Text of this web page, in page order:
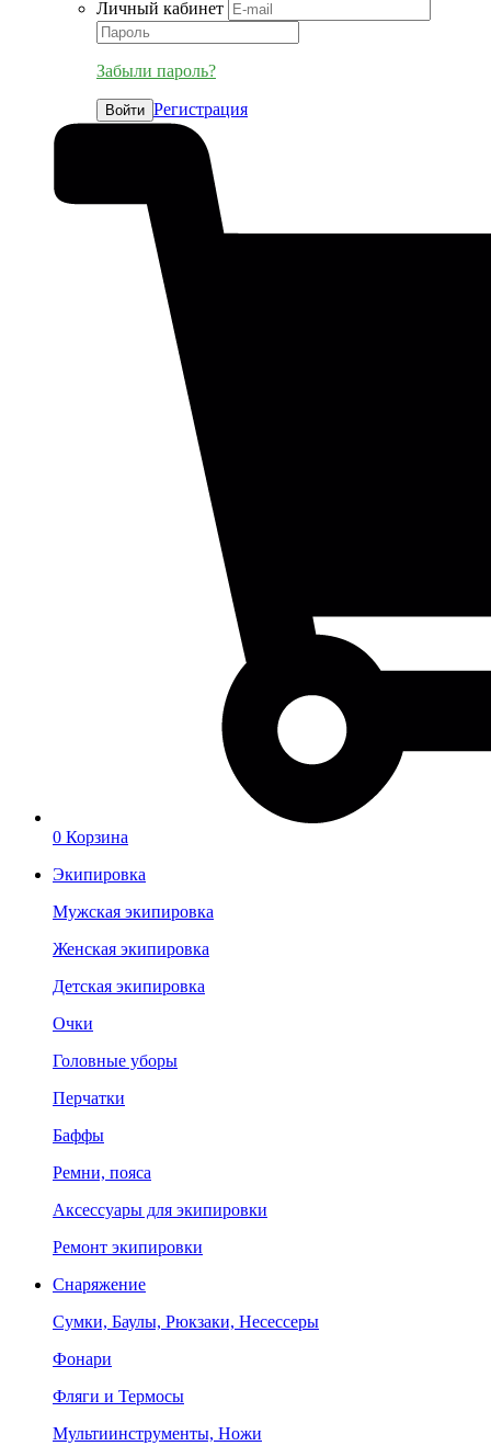
Личный кабинет
Забыли пароль?
Войти Регистрация
0 Корзина
Экипировка
Мужская экипировка
Женская экипировка
Детская экипировка
Очки
Головные уборы
Перчатки
Баффы
Ремни, пояса
Аксессуары для экипировки
Ремонт экипировки
Снаряжение
Сумки, Баулы, Рюкзаки, Несессеры
Фонари
Фляги и Термосы
Мультиинструменты, Ножи